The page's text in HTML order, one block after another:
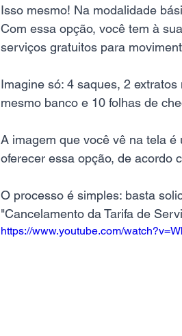
Isso mesmo! Na modalidade
Com essa opção, você tem à
serviços gratuitos para
Imagine só: 4 saques, 2
mesmo banco e 10 folhas de
A imagem que você vê na tela
oferecer essa opção, de acordo
O processo é simples: basta
"Cancelamento da Tarifa de
https://www.youtube.com/